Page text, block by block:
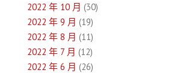
2022 年 10 月 (30)
2022 年 9 月 (19)
2022 年 8 月 (11)
2022 年 7 月 (12)
2022 年 6 月 (26)